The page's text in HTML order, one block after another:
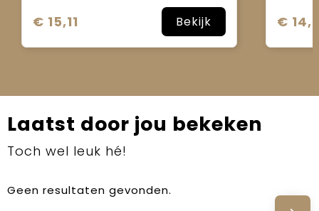
€ 15,11 Bekijk €
Laatst door jou bekeken
Toch wel leuk hé!
Geen resultaten gevonden.